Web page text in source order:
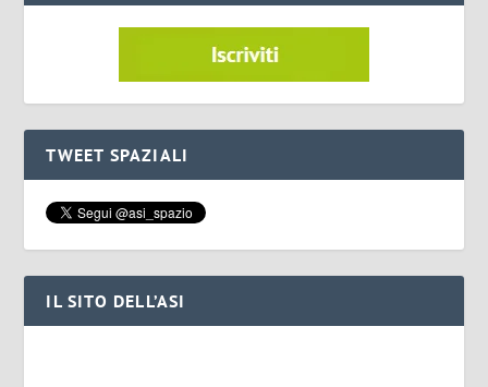
TWEET SPAZIALI
IL SITO DELL’ASI